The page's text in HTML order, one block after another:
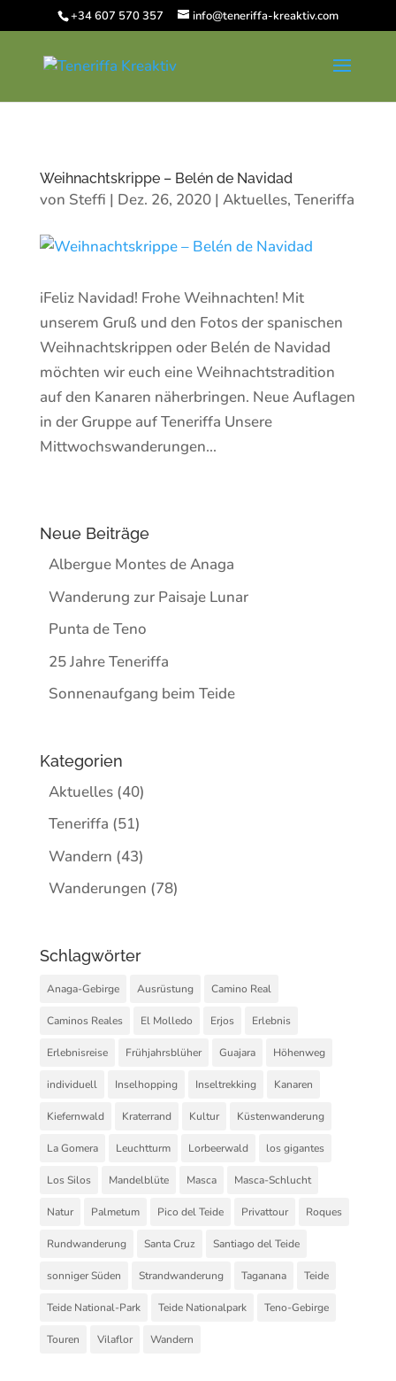
+34 607 570 357 info@teneriffa-kreaktiv.com
Weihnachtskrippe – Belén de Navidad
von Steffi | Dez. 26, 2020| Aktuelles, Teneriffa
iFeliz Navidad! Frohe Weihnachten! Mit
unserem Gruß und den Fotos der spanischen
Weihnachtskrippen oder Belén de Navidad
möchten wir euch eine Weihnachtstradition
auf den Kanaren näherbringen. Neue Auflagen
in der Gruppe auf Teneriffa Unsere
Mittwochswanderungen...
Neue Beiträge
Albergue Montes de Anaga
Wanderung zur Paisaje Lunar
Punta de Teno
25 Jahre Teneriffa
Sonnenaufgang beim Teide
Kategorien
Aktuelles(40)
Teneriffa (51)
Wandern (43)
Wanderungen (78)
Schlagwörter
Anaga-Gebirge Ausrüstung Camino Real
Caminos Reales El Molledo Erjos Erlebnis
Erlebnisreise Frühjahrsblüher Guajara Höhenweg
individuell Inselhopping Inseltrekking Kanaren
Kiefernwald Kraterrand Kultur Küstenwanderung
La Gomera Leuchtturm Lorbeerwald los gigantes
Los Silos Mandelblüte Masca Masca-Schlucht
Natur Palmetum Pico del Teide Privattour Roques
Rundwanderung Santa Cruz Santiago del Teide
sonniger Süden Strandwanderung Taganana Teide
Teide National-Park Teide Nationalpark Teno-Gebirge
Touren Vilaflor Wandern